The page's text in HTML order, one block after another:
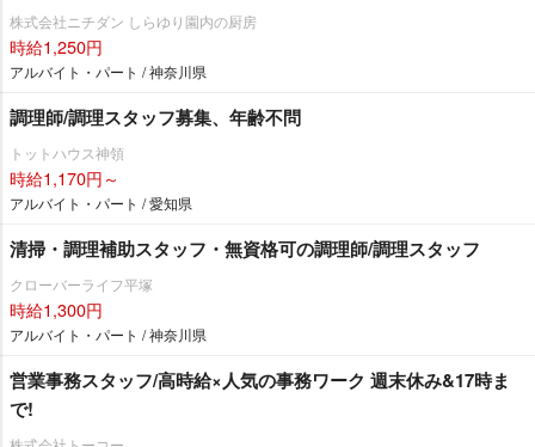
株式会社ニチダン しらゆり園内の厨房
時給1,250円
アルバイト・パート / 神奈川県
調理師/調理スタッフ募集、年齢不問
トットハウス神領
時給1,170円～
アルバイト・パート / 愛知県
清掃・調理補助スタッフ・無資格可の調理師/調理スタッフ
クローバーライフ平塚
時給1,300円
アルバイト・パート / 神奈川県
営業事務スタッフ/高時給×人気の事務ワーク 週末休み&17時ま
で!